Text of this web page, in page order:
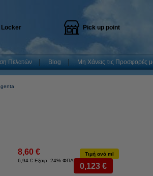
Locker Pick up point
Πελατών Blog Μη Χάνεις τις Προσφορές
8,60 €
6,94 € Εξαιρ. 24% ΦΠΑ
Τιμή ανά ml
0,123 €